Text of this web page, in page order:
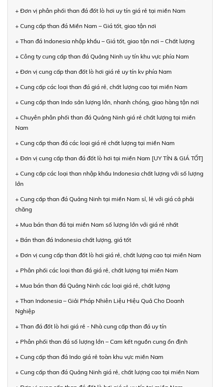
+ Đơn vị phân phối than đá đốt lò hơi uy tín giá rẻ tại miền Nam
+ Cung cấp than đá Miền Nam – Giá tốt, giao tận nơi
+ Than đá Indonesia nhập khẩu – Giá tốt, giao tận nơi – Chất lượng
+ Công ty cung cấp than đá Quảng Ninh uy tín khu vực phía Nam
+ Đơn vị cung cấp than đốt lò hơi giá rẻ uy tín kv phía Nam
+ Cung cấp các loại than đá giá rẻ, chất lượng cao tại miền Nam
+ Cung cấp than Indo sản lượng lớn, nhanh chóng, giao hàng tận nơi
+ Chuyên phân phối than đá Quảng Ninh giá rẻ chất lượng tại miền
Nam
+ Cung cấp than đá các loại giá rẻ chất lượng tại miền Nam
+ Đơn vị cung cấp than đá đốt lò hơi tại miền Nam [UY TÍN & GIÁ TỐT]
+ Cung cấp các loại than nhập khẩu Indonesia chất lượng với số lượng
lớn
+ Cung cấp than đá Quảng Ninh tại miền Nam sỉ, lẻ với giá cả phải
chăng
+ Mua bán than đá tại miền Nam số lượng lớn với giá rẻ nhất
+ Bán than đá Indonesia chất lượng, giá tốt
+ Đơn vị cung cấp than đốt lò hơi giá rẻ, chất lượng cao tại miền Nam
+ Phân phối các loại than đá giá rẻ, chất lượng tại miền Nam
+ Mua bán than đá Quảng Ninh các loại giá rẻ, chất lượng
+ Than Indonesia – Giải Pháp Nhiên Liệu Hiệu Quả Cho Doanh
Nghiệp
+ Than đá đốt lò hơi giá rẻ - Nhà cung cấp than đá uy tín
+ Phân phối than đá số lượng lớn – Cam kết nguồn cung ổn định
+ Cung cấp than đá Indo giá rẻ toàn khu vực miền Nam
+ Cung cấp than đá Quảng Ninh giá rẻ, chất lượng cao tại miền Nam